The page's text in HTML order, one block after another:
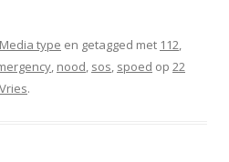
Media type en getagged met 112,
, nood, sos, spoed op 22
.